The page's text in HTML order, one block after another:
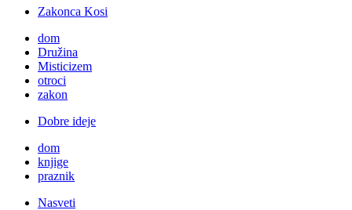
Zakonca Kosi
dom
Družina
Misticizem
otroci
zakon
Dobre ideje
dom
knjige
praznik
Nasveti